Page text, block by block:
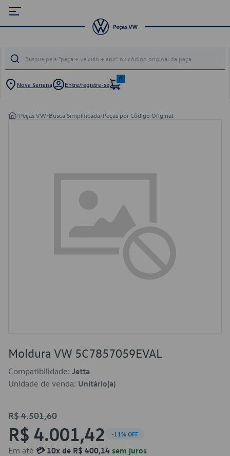
Nova Serrana Entre/registre-se
0
/Peças VW/Busca Simplificada/Peças por Código Original
Moldura VW 5C7857059EVAL
Compatibilidade: Jetta
Unidade de venda: Unitário(a)
R$ 4.501,60
R$ 4.001,42 -11% OFF
Em até 💳 10x de R$ 400,14 sem juros